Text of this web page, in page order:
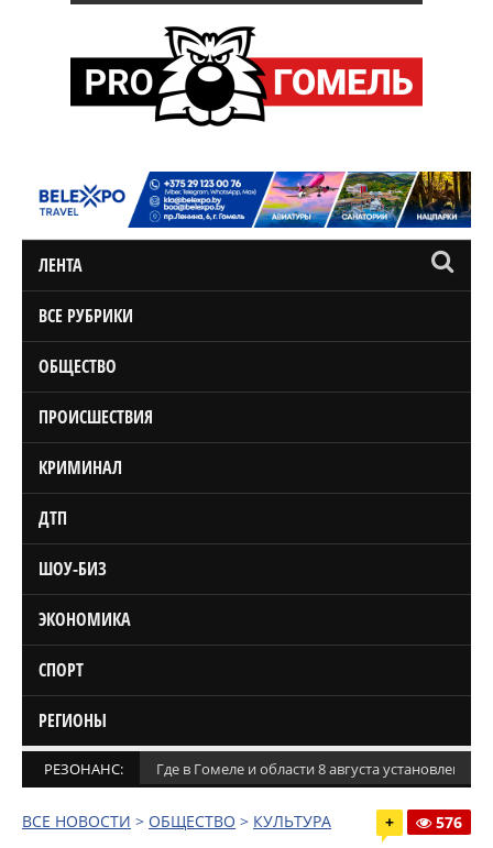
ЛЕНТА
ВСЕ РУБРИКИ
ОБЩЕСТВО
ПРОИСШЕСТВИЯ
КРИМИНАЛ
ДТП
ШОУ-БИЗ
ЭКОНОМИКА
СПОРТ
РЕГИОНЫ
РЕЗОНАНС: Где в Гомеле и области 8 августа установлены
ВСЕ НОВОСТИ > ОБЩЕСТВО > КУЛЬТУРА + 576